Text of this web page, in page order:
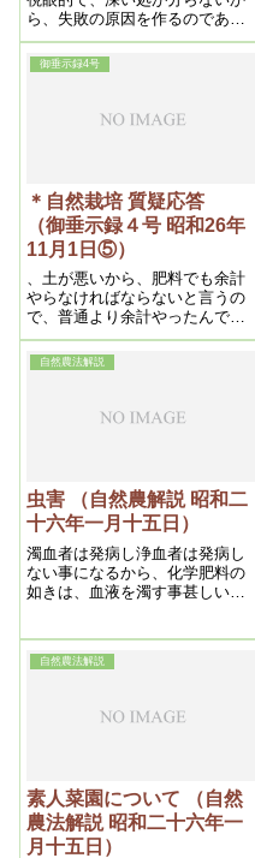
ら、失敗の原因を作るのであ
る。それが科学文明の通弊でも
あるから、何よりも其点に気が
付かねばならない。処が我自然
ものではなく、実際と抱合って
る。
御垂示録4号
＊自然栽培 質疑応答
（御垂示録４号 昭和26年
11月1日⑤）
、土が悪いから、肥料でも余計
やらなければならないと言うの
で、普通より余計やったんです
ね。それを抜くには、普通より
余計かかりますね。山なら、客
土きゃくどは楽だから、結構で
かったら、馬鹿に良くなります
自然農法解説
虫害 （自然農解説 昭和二
十六年一月十五日）
濁血者は発病し浄血者は発病し
ない事になるから、化学肥料の
如きは、血液を濁す事甚しいの
自然農法解説
素人菜園について （自然
農法解説 昭和二十六年一
月十五日）